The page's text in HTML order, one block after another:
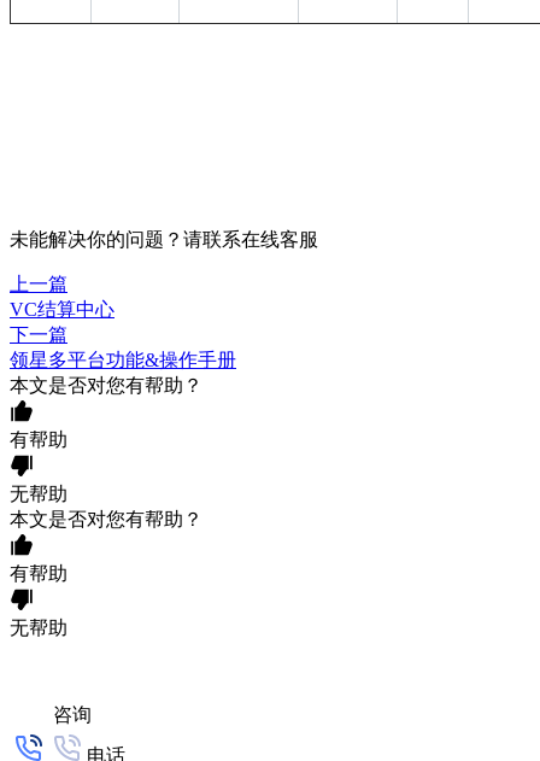
未能解决你的问题？请联系在线客服
上一篇
VC结算中心
下一篇
领星多平台功能&操作手册
本文是否对您有帮助？
有帮助
无帮助
本文是否对您有帮助？
有帮助
无帮助
咨询
电话